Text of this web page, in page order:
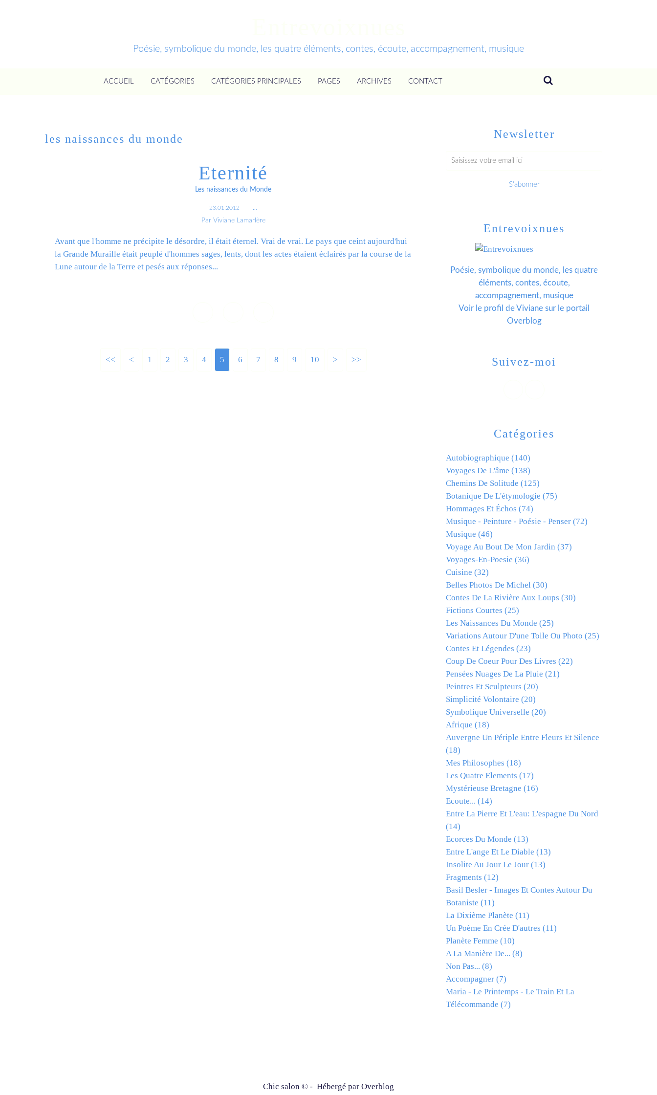
Poésie, symbolique du monde, les quatre éléments, contes, écoute, accompagnement, musique
ACCUEIL CATÉGORIES CATÉGORIES PRINCIPALES PAGES ARCHIVES CONTACT
les naissances du monde
Eternité
Les naissances du Monde
23.01.2012
Par Viviane Lamarlère
Avant que l'homme ne précipite le désordre, il était éternel. Vrai de vrai. Le pays que ceint aujourd'hui
la Grande Muraille était peuplé d'hommes sages, lents, dont les actes étaient éclairés par la course de la
Lune autour de la Terre et pesés aux réponses...
<< < 1 2 3 4 5 6 7 8 9 10 20
> >>
Newsletter
Catégories
Autobiographique (140)
Voyages De L'âme (138)
Chemins De Solitude (125)
Botanique De L'étymologie (75)
Hommages Et Échos (74)
Musique - Peinture - Poésie - Penser (72)
Musique (46)
Voyage Au Bout De Mon Jardin (37)
Voyages-En-Poesie (36)
Cuisine (32)
Belles Photos De Michel (30)
Contes De La Rivière Aux Loups (30)
Fictions Courtes (25)
Les Naissances Du Monde (25)
Variations Autour D'une Toile Ou Photo (25)
Contes Et Légendes (23)
Coup De Coeur Pour Des Livres (22)
Pensées Nuages De La Pluie (21)
Peintres Et Sculpteurs (20)
Simplicité Volontaire (20)
Symbolique Universelle (20)
Afrique (18)
Auvergne Un Périple Entre Fleurs Et Silence
(18)
Mes Philosophes (18)
Les Quatre Elements (17)
Mystérieuse Bretagne (16)
Ecoute... (14)
Entre La Pierre Et L'eau: L'espagne Du Nord
(14)
Ecorces Du Monde (13)
Entre L'ange Et Le Diable (13)
Insolite Au Jour Le Jour (13)
Fragments (12)
Basil Besler - Images Et Contes Autour Du
Botaniste (11)
La Dixième Planète (11)
Un Poème En Crée D'autres (11)
Planète Femme (10)
A La Manière De... (8)
Non Pas... (8)
Accompagner (7)
Maria - Le Printemps - Le Train Et La
Télécommande (7)
Entrevoixnues
Poésie, symbolique du monde, les quatre
éléments, contes, écoute,
accompagnement, musique
Voir le profil deViviane sur le portail
Overblog
Suivez-moi
Chic salon © - Hébergé par Overblog